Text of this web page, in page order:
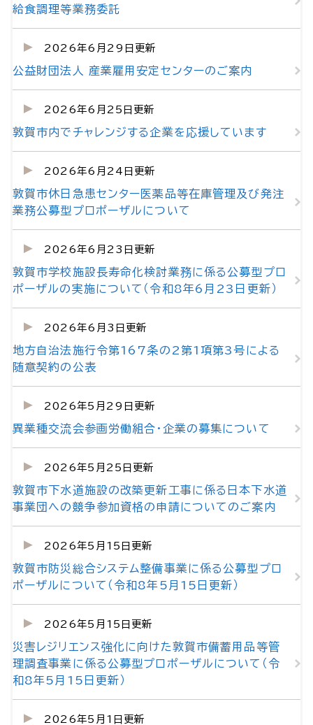
給食調理等業務委託
2026年6月29日更新
公益財団法人 産業雇用安定センターのご案内
2026年6月25日更新
敦賀市内でチャレンジする企業を応援しています
2026年6月24日更新
敦賀市休日急患センター医薬品等在庫管理及び発注
業務公募型プロポーザルについて
2026年6月23日更新
敦賀市学校施設長寿命化検討業務に係る公募型プロ
ポーザルの実施について（令和8年6月23日更新）
2026年6月3日更新
地方自治法施行令第167条の2第1項第3号による
随意契約の公表
2026年5月29日更新
異業種交流会参画労働組合・企業の募集について
2026年5月25日更新
敦賀市下水道施設の改築更新工事に係る日本下水道
事業団への競争参加資格の申請についてのご案内
2026年5月15日更新
敦賀市防災総合システム整備事業に係る公募型プロ
ポーザルについて（令和8年5月15日更新）
2026年5月15日更新
災害レジリエンス強化に向けた敦賀市備蓄用品等管
理調査事業に係る公募型プロポーザルについて（令
和8年5月15日更新）
2026年5月1日更新